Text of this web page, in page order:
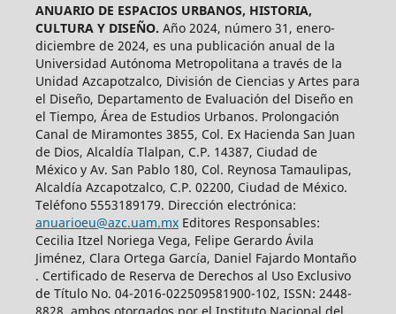
ANUARIO DE ESPACIOS URBANOS, HISTORIA,
CULTURA Y DISEÑO. Año 2024, número 31, enero-
diciembre de 2024, es una publicación anual de la
Universidad Autónoma Metropolitana a través de la
Unidad Azcapotzalco, División de Ciencias y Artes para
el Diseño, Departamento de Evaluación del Diseño en
el Tiempo, Área de Estudios Urbanos. Prolongación
Canal de Miramontes 3855, Col. Ex Hacienda San Juan
de Dios, Alcaldía Tlalpan, C.P. 14387, Ciudad de
México y Av. San Pablo 180, Col. Reynosa Tamaulipas,
Alcaldía Azcapotzalco, C.P. 02200, Ciudad de México.
Teléfono 5553189179. Dirección electrónica:
anuarioeu@azc.uam.mxEditores Responsables:
Cecilia Itzel Noriega Vega, Felipe Gerardo Ávila
Jiménez, Clara Ortega García, Daniel Fajardo Montaño
. Certificado de Reserva de Derechos al Uso Exclusivo
de Título No. 04-2016-022509581900-102, ISSN: 2448-
8828, ambos otorgados por el Instituto Nacional del